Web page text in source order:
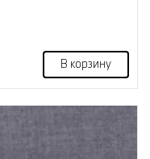
В корзину